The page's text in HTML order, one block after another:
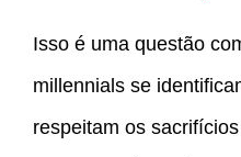
Isso é uma questão
millennials se
respeitam os